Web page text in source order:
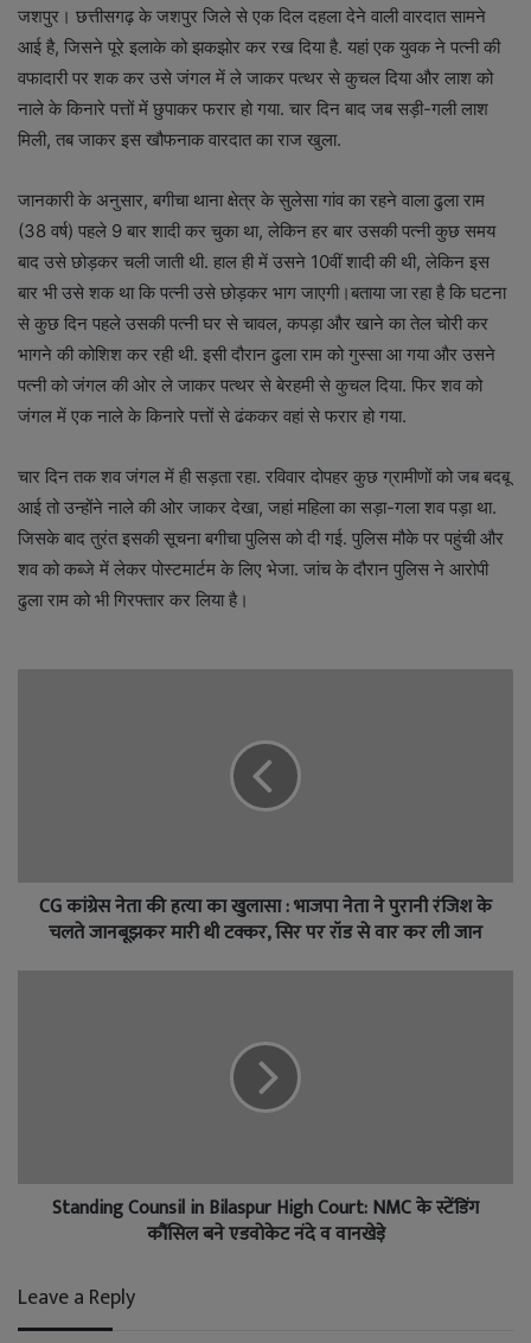
जशपुर। छत्तीसगढ़ के जशपुर जिले से एक दिल दहला देने वाली वारदात सामने
आई है, जिसने पूरे इलाके को झकझोर कर रख दिया है. यहां एक युवक ने पत्नी की
वफादारी पर शक कर उसे जंगल में ले जाकर पत्थर से कुचल दिया और लाश को
नाले के किनारे पत्तों में छुपाकर फरार हो गया. चार दिन बाद जब सड़ी-गली लाश
मिली, तब जाकर इस खौफनाक वारदात का राज खुला.
जानकारी के अनुसार, बगीचा थाना क्षेत्र के सुलेसा गांव का रहने वाला ढुला राम
(38 वर्ष) पहले 9 बार शादी कर चुका था, लेकिन हर बार उसकी पत्नी कुछ समय
बाद उसे छोड़कर चली जाती थी. हाल ही में उसने 10वीं शादी की थी, लेकिन इस
बार भी उसे शक था कि पत्नी उसे छोड़कर भाग जाएगी।बताया जा रहा है कि घटना
से कुछ दिन पहले उसकी पत्नी घर से चावल, कपड़ा और खाने का तेल चोरी कर
भागने की कोशिश कर रही थी. इसी दौरान ढुला राम को गुस्सा आ गया और उसने
पत्नी को जंगल की ओर ले जाकर पत्थर से बेरहमी से कुचल दिया. फिर शव को
जंगल में एक नाले के किनारे पत्तों से ढंककर वहां से फरार हो गया.
चार दिन तक शव जंगल में ही सड़ता रहा. रविवार दोपहर कुछ ग्रामीणों को जब बदबू
आई तो उन्होंने नाले की ओर जाकर देखा, जहां महिला का सड़ा-गला शव पड़ा था.
जिसके बाद तुरंत इसकी सूचना बगीचा पुलिस को दी गई. पुलिस मौके पर पहुंची और
शव को कब्जे में लेकर पोस्टमार्टम के लिए भेजा. जांच के दौरान पुलिस ने आरोपी
ढुला राम को भी गिरफ्तार कर लिया है।
CG कांग्रेस नेता की हत्या का खुलासा : भाजपा नेता ने पुरानी रंजिश के
चलते जानबूझकर मारी थी टक्कर, सिर पर रॉड से वार कर ली जान
Standing Counsil in Bilaspur High Court: NMC के स्टेंडिंग
कौंसिल बने एडवोकेट नंदे व वानखेड़े
Leave a Reply